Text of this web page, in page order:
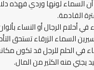
السماء لونها وردي فهذه
القادمة.
أحلام الرجال أو النساء
السماء الزرقاء تستحق
في الحلم للرجل قد تكون
يجني منه الكثير من المال.